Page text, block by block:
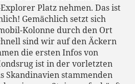
Platz nehmen. Das ist
Gemächlich setzt sich
Kolonne durch den Ort
sind wir auf den Äckern
die ersten Infos von
ist in der vorletzten
Skandinavien stammenden